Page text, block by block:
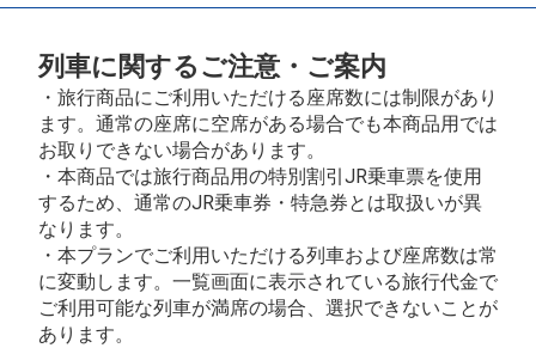
列車に関するご注意・ご案内
・旅行商品にご利用いただける座席数には制限があり
ます。通常の座席に空席がある場合でも本商品用では
お取りできない場合があります。
・本商品では旅行商品用の特別割引JR乗車票を使用
するため、通常のJR乗車券・特急券とは取扱いが異
なります。
・本プランでご利用いただける列車および座席数は常
に変動します。一覧画面に表示されている旅行代金で
ご利用可能な列車が満席の場合、選択できないことが
あります。